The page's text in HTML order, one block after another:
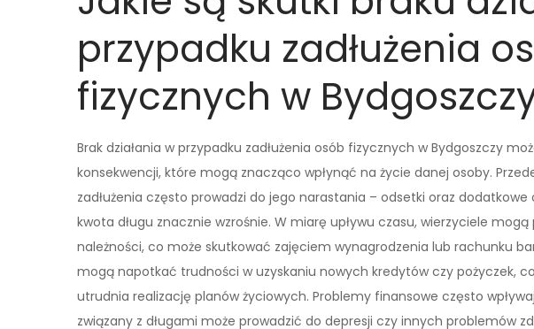
przypadku zadłużenia
fizycznych w
Brak działania w przypadku zadłużenia osób fizycznych w Bydgoszczy
konsekwencji, które mogą znacząco wpłynąć na życie danej osoby.
zadłużenia często prowadzi do jego narastania – odsetki oraz
kwota długu znacznie wzrośnie. W miarę upływu czasu, wierzyciele
należności, co może skutkować zajęciem wynagrodzenia lub rachunku
mogą napotkać trudności w uzyskaniu nowych kredytów czy pożyczek,
utrudnia realizację planów życiowych. Problemy finansowe często
związany z długami może prowadzić do depresji czy innych problemów